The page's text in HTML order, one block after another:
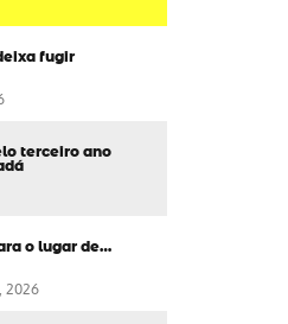
fugir
terceiro ano
o lugar de…
2026